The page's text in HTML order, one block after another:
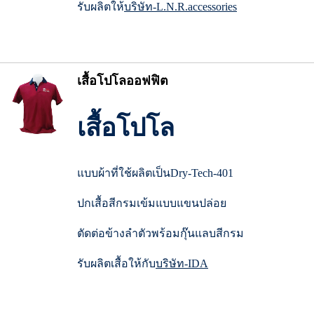
รับผลิตให้บริษัท-L.N.R.accessories
เสื้อโปโลออฟฟิต
เสื้อโปโล
แบบผ้าที่ใช้ผลิตเป็นDry-Tech-401
ปกเสื้อสีกรมเข้มแบบแขนปล่อย
ตัดต่อข้างลำตัวพร้อมกุ๊นแลบสีกรม
รับผลิตเสื้อให้กับบริษัท-IDA